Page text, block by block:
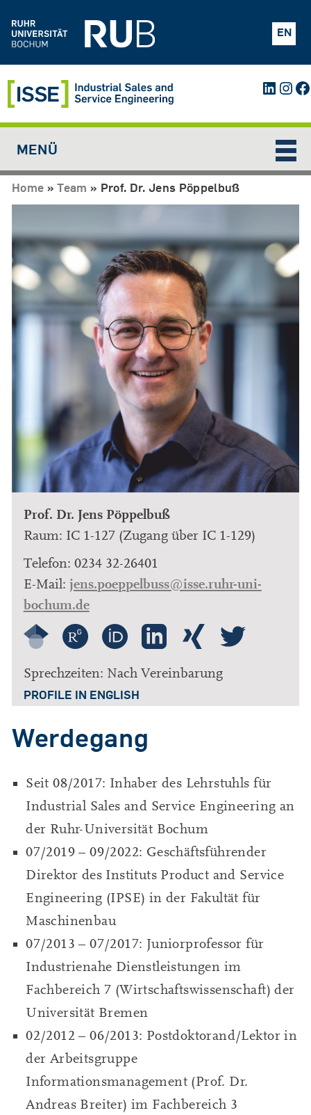
EN
MENÜ
Home »Team » Prof. Dr. Jens Pöppelbuß
Prof. Dr. Jens Pöppelbuß
Raum: IC 1-127 (Zugang über IC 1-129)
Telefon: 0234 32-26401
E-Mail: jens.poeppelbuss@isse.ruhr-uni-
bochum.de
Sprechzeiten: Nach Vereinbarung
PROFILE IN ENGLISH
Werdegang
Seit 08/2017: Inhaber des Lehrstuhls für
Industrial Sales and Service Engineering an
der Ruhr-Universität Bochum
07/2019 – 09/2022: Geschäftsführender
Direktor des Instituts Product and Service
Engineering (IPSE) in der Fakultät für
Maschinenbau
07/2013 – 07/2017: Juniorprofessor für
Industrienahe Dienstleistungen im
Fachbereich 7 (Wirtschaftswissenschaft) der
Universität Bremen
02/2012 – 06/2013: Postdoktorand/Lektor in
der Arbeitsgruppe
Informationsmanagement (Prof. Dr.
Andreas Breiter) im Fachbereich 3